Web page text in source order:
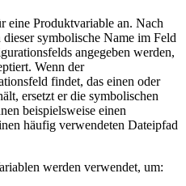
eine Produktvariable an. Nach
symbolische Name im Feld
angegeben werden,
Wenn der
findet, das einen oder
ersetzt er die symbolischen
beispielsweise einen
häufig verwendeten Dateipfad
werden verwendet, um: